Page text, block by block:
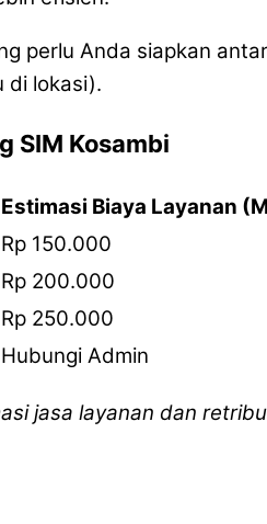
perlu Anda siapkan
di lokasi).
SIM Kosambi
Estimasi Biaya Layanan
Rp 150.000
Rp 200.000
Rp 250.000
Hubungi Admin
jasa layanan dan